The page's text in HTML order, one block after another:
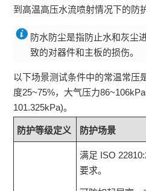
到高温高压水流喷射情况下的防
防水防尘是指防止水和灰尘
致的对器件和主板的损伤。
以下场景测试条件中的常温常压
度25~75%，大气压力
101.325kPa)。
防护等级定义 防护场景
满足 ISO
要求。